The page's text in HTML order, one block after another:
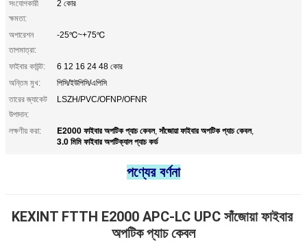
সংযোগকারী
ক্ষমতা:
2 কোর
অপারেশন
তাপমাত্রা:
-25℃~+75℃
ফাইবার কাউন্ট:
6 12 16 24 48 কোর
অন্তিম মুখ:
পিসি/ইউপিসি/এপিসি
তারের জ্যাকেট
উপাদান:
LSZH/PVC/OFNP/OFNR
লক্ষণীয় করা: E2000 ফাইবার অপটিক প্যাচ কেবল, সাঁজোয়া ফাইবার অপটিক প্যাচ কেবল,
3.0 মিমি ফাইবার অপটিক্যাল প্যাচ কর্ড
পণ্যের বর্ণনা
KEXINT FTTH E2000 APC-LC UPC সাঁজোয়া ফাইবার
অপটিক প্যাচ কেবল